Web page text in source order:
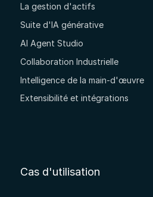
La gestion d'actifs
Suite d'IA générative
AI Agent Studio
Collaboration Industrielle
Intelligence de la main-d'œuvre
Extensibilité et intégrations
Cas d'utilisation